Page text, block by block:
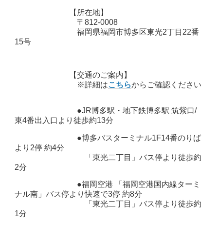
【所在地】
〒812-0008
福岡県福岡市博多区東光2丁目22番
15号
【交通のご案内】
※詳細はこちらからご確認ください
●JR博多駅・地下鉄博多駅 筑紫口/
東4番出入口より徒歩約13分
●博多バスターミナル1F14番のりば
より2停 約4分
「東光二丁目」バス停より徒歩約
2分
●福岡空港 「福岡空港国内線ターミ
ナル南」バス停より快速で3停 約8分
「東光二丁目」バス停より徒歩約
1分